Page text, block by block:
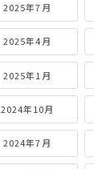
2025年7月
2025年4月
2025年1月
2024年10月
2024年7月